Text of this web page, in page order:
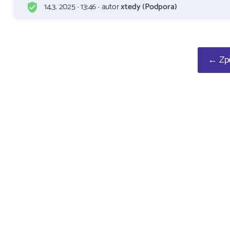
14.3. 2025 · 13:46 · autorxtedy (Podpora)
←